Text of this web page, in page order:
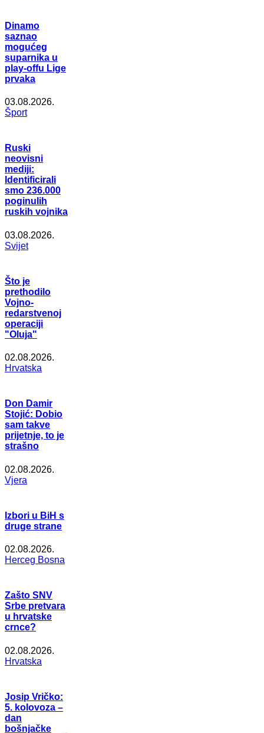
Dinamo
saznao
mogućeg
suparnika u
play-offu Lige
prvaka
03.08.2026.
Šport
Ruski
neovisni
mediji:
Identificirali
smo 236.000
poginulih
ruskih vojnika
03.08.2026.
Svijet
Što je
prethodilo
Vojno-
redarstvenoj
operaciji
"Oluja"
02.08.2026.
Hrvatska
Don Damir
Stojić: Dobio
sam takve
prijetnje, to je
strašno
02.08.2026.
Vjera
Izbori u BiH s
druge strane
02.08.2026.
Herceg Bosna
Zašto SNV
Srbe pretvara
u hrvatske
crnce?
02.08.2026.
Hrvatska
Josip Vričko:
5. kolovoza –
dan
bošnjačke